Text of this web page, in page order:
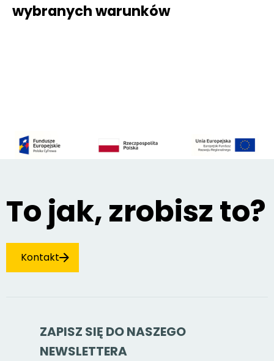
wybranych warunków
To jak, zrobisz to?
Kontakt
ZAPISZ SIĘ DO NASZEGO
NEWSLETTERA